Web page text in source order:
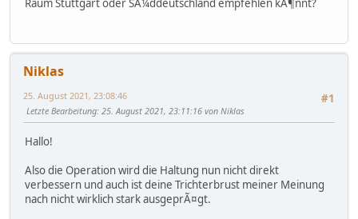
Raum Stuttgart oder SÃ¼ddeutschland empfehlen kÃ¶nnt?
Niklas
#1
25. August 2021, 23:08:46
Letzte Bearbeitung: 25. August 2021, 23:11:16 von Niklas
Hallo!
Also die Operation wird die Haltung nun nicht direkt
verbessern und auch ist deine Trichterbrust meiner Meinung
nach nicht wirklich stark ausgeprÃ¤gt.